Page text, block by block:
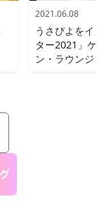
2021.06.08
うさぴよをイ
ター2021」ケ
ン・ラウンジ